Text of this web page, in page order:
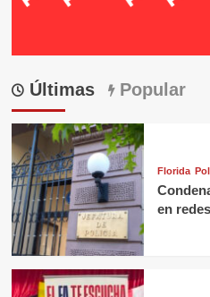
Últimas Popular
Florida
en